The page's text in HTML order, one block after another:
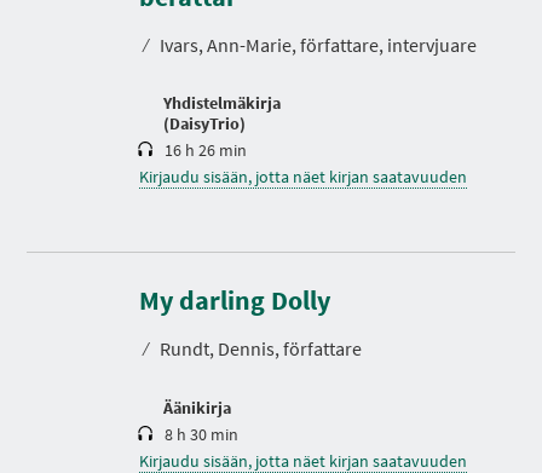
⁄ Ivars, Ann-Marie, författare, intervjuare
Yhdistelmäkirja
(DaisyTrio)
s
o
16 h 26 min
Kirjaudu sisään, jotta näet kirjan saatavuuden
My darling Dolly
⁄ Rundt, Dennis, författare
Äänikirja
K
s
t
8 h 30 min
Kirjaudu sisään, jotta näet kirjan saatavuuden